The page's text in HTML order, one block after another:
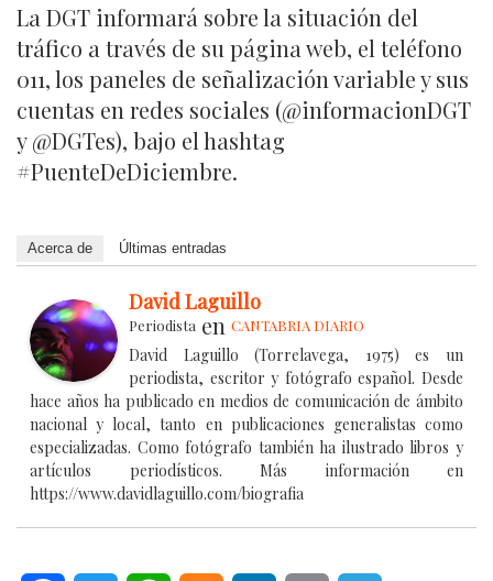
La DGT informará sobre la situación del
tráfico a través de su página web, el teléfono
011, los paneles de señalización variable y sus
cuentas en redes sociales (@informacionDGT
y @DGTes), bajo el hashtag
#PuenteDeDiciembre.
Acerca de Últimas entradas
David Laguillo
Periodista en CANTABRIA DIARIO
David Laguillo (Torrelavega, 1975) es un
periodista, escritor y fotógrafo español. Desde
hace años ha publicado en medios de comunicación de ámbito
nacional y local, tanto en publicaciones generalistas como
especializadas. Como fotógrafo también ha ilustrado libros y
artículos periodísticos. Más información en
https://www.davidlaguillo.com/biografia